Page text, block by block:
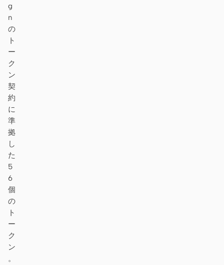
g
n
の
ト
ー
ク
ン
契
約
に
準
拠
し
た
5
6
個
の
ト
ー
ク
ン
。